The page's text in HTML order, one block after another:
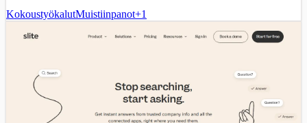
KokoustyökalutMuistiinpanot+1